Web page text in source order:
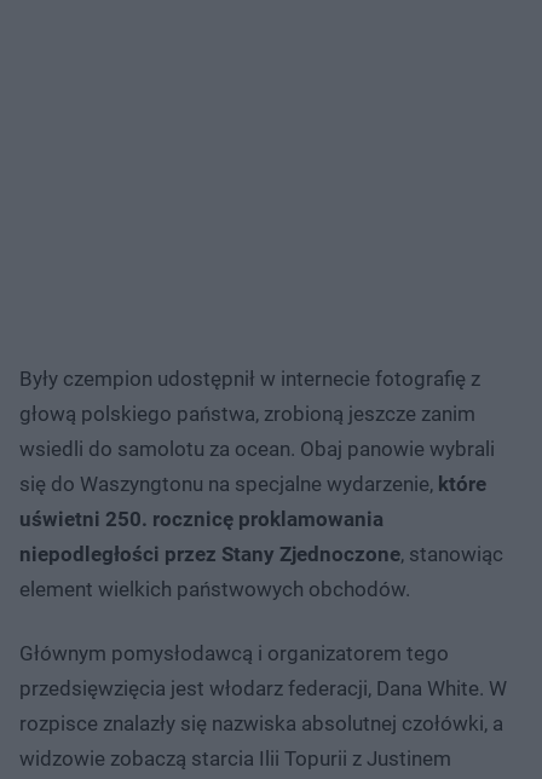
Były czempion udostępnił w internecie fotografię z
głową polskiego państwa, zrobioną jeszcze zanim
wsiedli do samolotu za ocean. Obaj panowie wybrali
się do Waszyngtonu na specjalne wydarzenie, które
uświetni 250. rocznicę proklamowania
niepodległości przez Stany Zjednoczone, stanowiąc
element wielkich państwowych obchodów.
Głównym pomysłodawcą i organizatorem tego
przedsięwzięcia jest włodarz federacji, Dana White. W
rozpisce znalazły się nazwiska absolutnej czołówki, a
widzowie zobaczą starcia Ilii Topurii z Justinem